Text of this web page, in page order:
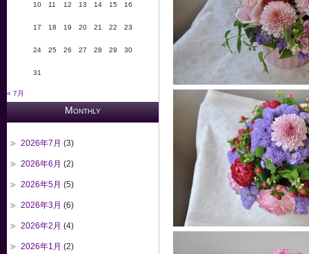
10 11 12 13 14 15 16
17 18 19 20 21 22 23
24 25 26 27 28 29 30
31
« 7月
Monthly
2026年7月 (3)
2026年6月 (2)
2026年5月 (5)
2026年3月 (6)
2026年2月 (4)
2026年1月 (2)